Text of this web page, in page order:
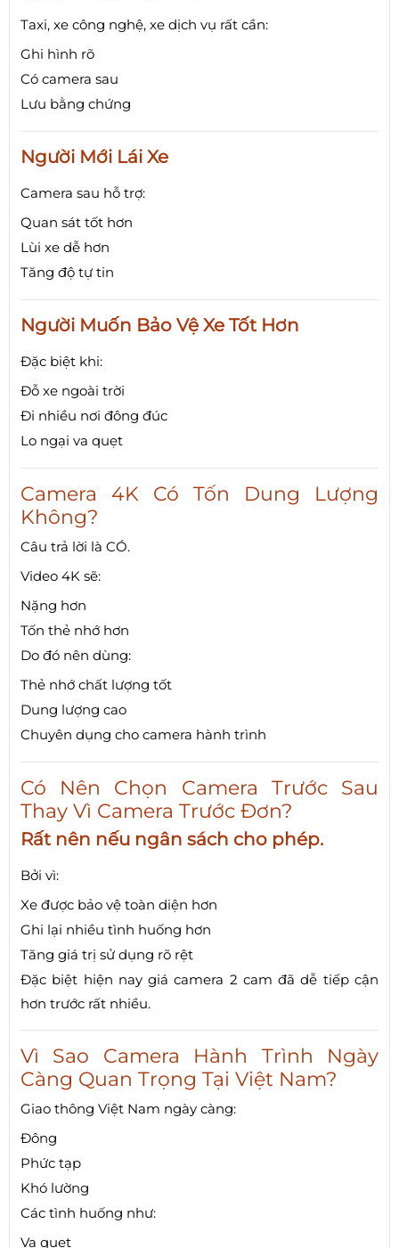
Taxi, xe công nghệ, xe dịch vụ rất cần:
Ghi hình rõ
Có camera sau
Lưu bằng chứng
Người Mới Lái Xe
Camera sau hỗ trợ:
Quan sát tốt hơn
Lùi xe dễ hơn
Tăng độ tự tin
Người Muốn Bảo Vệ Xe Tốt Hơn
Đặc biệt khi:
Đỗ xe ngoài trời
Đi nhiều nơi đông đúc
Lo ngại va quẹt
Camera 4K Có Tốn Dung Lượng
Không?
Câu trả lời là CÓ.
Video 4K sẽ:
Nặng hơn
Tốn thẻ nhớ hơn
Do đó nên dùng:
Thẻ nhớ chất lượng tốt
Dung lượng cao
Chuyên dụng cho camera hành trình
Có Nên Chọn Camera Trước Sau
Thay Vì Camera Trước Đơn?
Rất nên nếu ngân sách cho phép.
Bởi vì:
Xe được bảo vệ toàn diện hơn
Ghi lại nhiều tình huống hơn
Tăng giá trị sử dụng rõ rệt
Đặc biệt hiện nay giá camera 2 cam đã dễ tiếp cận
hơn trước rất nhiều.
Vì Sao Camera Hành Trình Ngày
Càng Quan Trọng Tại Việt Nam?
Giao thông Việt Nam ngày càng:
Đông
Phức tạp
Khó lường
Các tình huống như:
Va quẹt